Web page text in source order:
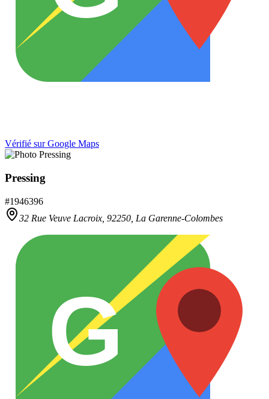
Vérifié sur Google Maps
Pressing
#1946396
32 Rue Veuve Lacroix, 92250 La Garenne-Colombes
G